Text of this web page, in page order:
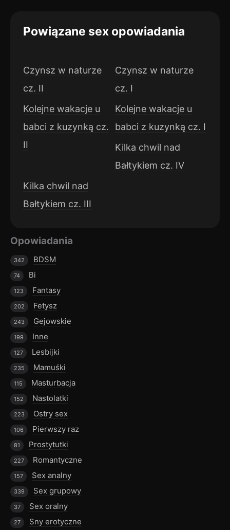
Powiązane sex opowiadania
Czynsz w naturze
cz. II
Czynsz w naturze
cz. I
Kolejne wakacje u
babci z kuzynką cz.
II
Kolejne wakacje u
babci z kuzynką cz. I
Kilka chwil nad
Bałtykiem cz. IV
Kilka chwil nad
Bałtykiem cz. III
Opowiadania
BDSM
342
Bi
74
Fantasy
123
Fetysz
202
Gejowskie
243
Inne
199
Lesbijki
127
Mamuśki
235
Masturbacja
115
Nastolatki
152
Ostry sex
223
Pierwszy raz
106
Prostytutki
81
Romantyczne
227
Sex analny
157
Sex grupowy
339
Sex oralny
37
Sny erotyczne
27